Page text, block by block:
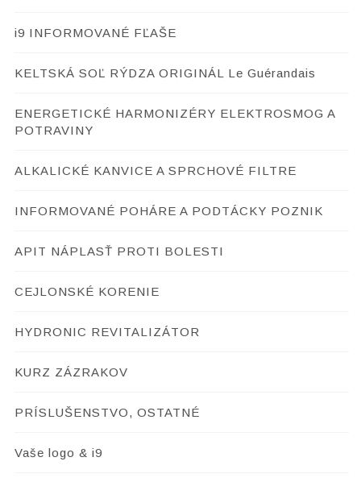
i9 INFORMOVANÉ FĽAŠE
KELTSKÁ SOĽ RÝDZA ORIGINÁL Le Guérandais
ENERGETICKÉ HARMONIZÉRY ELEKTROSMOG A
POTRAVINY
ALKALICKÉ KANVICE A SPRCHOVÉ FILTRE
INFORMOVANÉ POHÁRE A PODTÁCKY POZNIK
APIT NÁPLASŤ PROTI BOLESTI
CEJLONSKÉ KORENIE
HYDRONIC REVITALIZÁTOR
KURZ ZÁZRAKOV
PRÍSLUŠENSTVO, OSTATNÉ
Vaše logo & i9